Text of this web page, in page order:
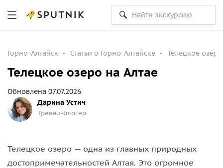
Горно-Алтайск Статьи о Горно-Алтайске Телецкое
Телецкое озеро на Алтае
Дарина Устич
Тревел-блогер
Обновлена 07.07.2026
Телецкое озеро — одна из главных природных
достопримечательностей Алтая. Это огромное